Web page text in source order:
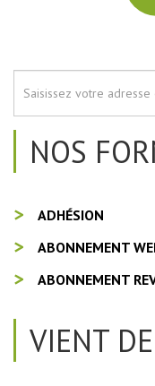
NOS
ADHÉSION
ABONNEMENT
ABONNEMENT
VIENT